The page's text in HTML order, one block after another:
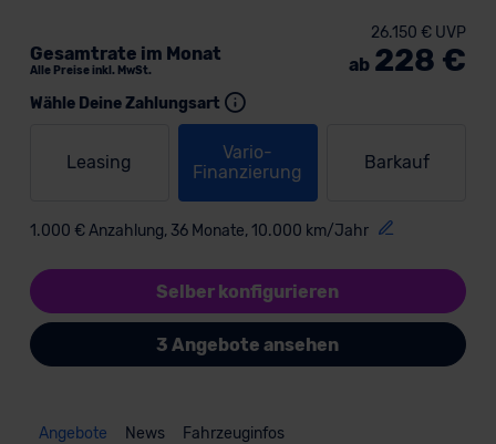
Wähle Deine Zahlungsart
Leasing
Vario-
Finanzierung
Barkauf
1.000 € Anzahlung, 36 Monate, 10.000 km/Jahr
Gesamtrate im Monat
Alle Preise inkl. MwSt.
26.150 € UVP
ab 228 €
Selber konfigurieren
3 Angebote ansehen
Angebote News Fahrzeuginfos